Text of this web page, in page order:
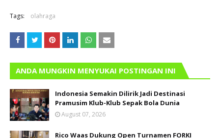
Tags: olahraga
ANDA MUNGKIN MENYUKAI POSTINGAN INI
Indonesia Semakin Dilirik Jadi Destinasi
Pramusim Klub-Klub Sepak Bola Dunia
August 07, 2026
Rico Waas Dukung Open Turnamen FORKI